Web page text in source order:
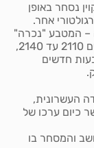
נסחר באופן
אחר.
– המטבע "נכרה"
באופן מדוד וקבוע אשר צפוי להסתיים בין השנים 2110 עד 2140,
חדשים
העשרונית,
כיום ערכו של
והמסחר בו